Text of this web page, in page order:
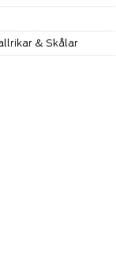
& Skålar